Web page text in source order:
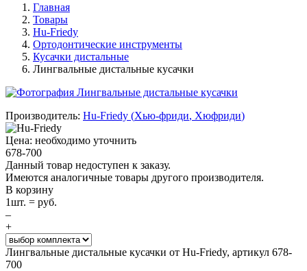
Главная
Товары
Hu-Friedy
Ортодонтические инструменты
Кусачки дистальные
Лингвальные дистальные кусачки
Производитель: Hu-Friedy (Хью-фриди, Хюфриди)
Цена: необходимо уточнить
678-700
Данный товар недоступен к заказу.
Имеются аналогичные товары другого производителя.
В корзину
1шт. = руб.
–
+
Лингвальные дистальные кусачки от Hu-Friedy, артикул 678-
700